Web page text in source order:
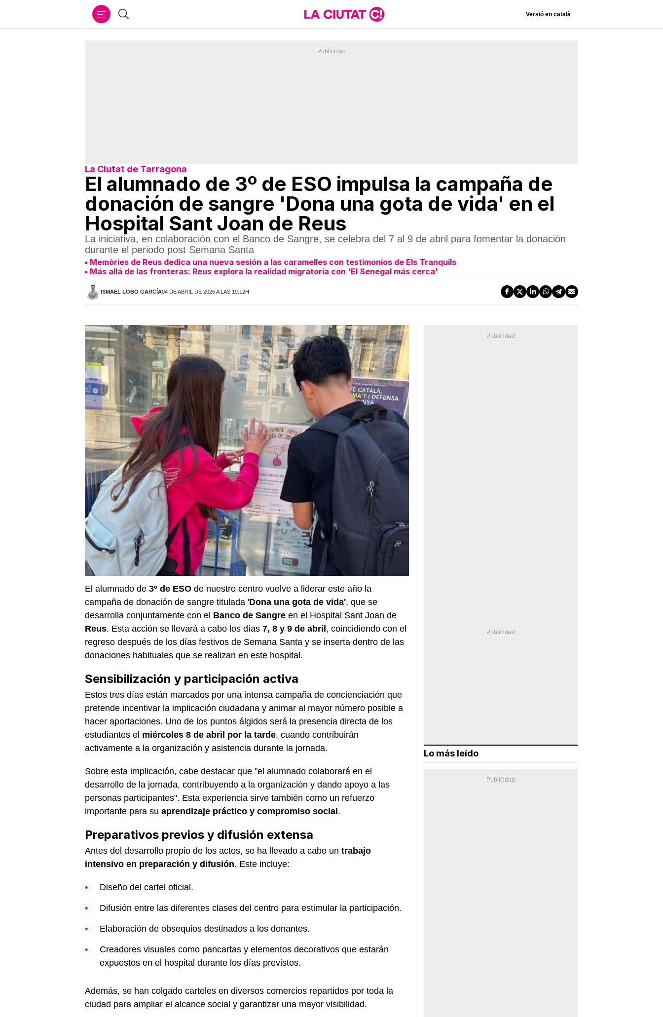
Buscar Versió en català
La Ciutat de Tarragona
El alumnado de 3º de ESO impulsa la campaña de
donación de sangre 'Dona una gota de vida' en el
Hospital Sant Joan de Reus
La iniciativa, en colaboración con el Banco de Sangre, se celebra del 7 al 9 de abril para fomentar la donación
durante el periodo post Semana Santa
Memòries de Reus dedica una nueva sesión a las caramelles con testimonios de Els Tranquils
Más allá de las fronteras: Reus explora la realidad migratoria con 'El Senegal más cerca'
ISMAEL LOBO GARCÍA04 DE ABRIL DE 2026 A LAS 19:12H
El alumnado de 3º de ESO de nuestro centro vuelve a liderar este año la
campaña de donación de sangre titulada 'Dona una gota de vida', que se
desarrolla conjuntamente con el Banco de Sangre en el Hospital Sant Joan de
Reus. Esta acción se llevará a cabo los días 7, 8 y 9 de abril , coincidiendo con el
regreso después de los días festivos de Semana Santa y se inserta dentro de las
donaciones habituales que se realizan en este hospital.
Sensibilización y participación activa
Estos tres días están marcados por una intensa campaña de concienciación que
pretende incentivar la implicación ciudadana y animar al mayor número posible a
hacer aportaciones. Uno de los puntos álgidos será la presencia directa de los
estudiantes el miércoles 8 de abril por la tarde, cuando contribuirán
activamente a la organización y asistencia durante la jornada.
Sobre esta implicación, cabe destacar que "el alumnado colaborará en el
desarrollo de la jornada, contribuyendo a la organización y dando apoyo a las
personas participantes". Esta experiencia sirve también como un refuerzo
importante para su aprendizaje práctico y compromiso social .
Preparativos previos y difusión extensa
Antes del desarrollo propio de los actos, se ha llevado a cabo un trabajo
intensivo en preparación y difusión. Este incluye:
Diseño del cartel oficial.
Difusión entre las diferentes clases del centro para estimular la participación.
Elaboración de obsequios destinados a los donantes.
Creadores visuales como pancartas y elementos decorativos que estarán
expuestos en el hospital durante los días previstos.
Además, se han colgado carteles en diversos comercios repartidos por toda la
ciudad para ampliar el alcance social y garantizar una mayor visibilidad.
Lo más leído